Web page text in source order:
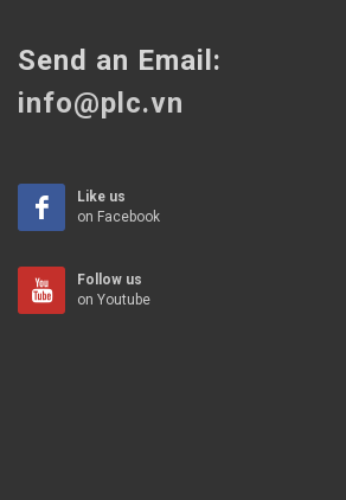
Send an Email:
info@plc.vn
Like us
on Facebook
Follow us
on Youtube